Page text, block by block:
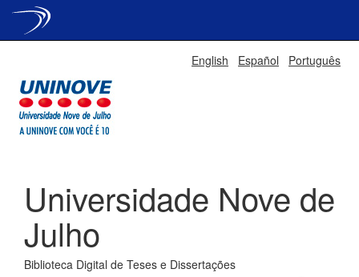
English Español Português
Universidade Nove de
Julho
Biblioteca Digital de Teses e Dissertações